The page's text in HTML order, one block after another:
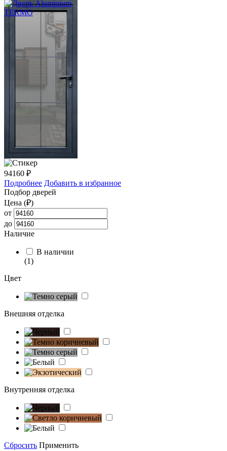
94160 ₽
Подробнее Добавить в избранное
Подбор дверей
Цена (₽)
от
до
Наличие
В наличии
(1)
Цвет
Внешняя отделка
Внутренняя отделка
Сбросить Применить